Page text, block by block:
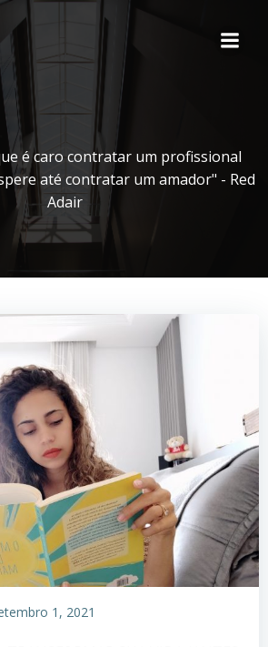
o
conteúdo
é caro contratar um profissional
até contratar um amador" - Red
Adair
1, 2021